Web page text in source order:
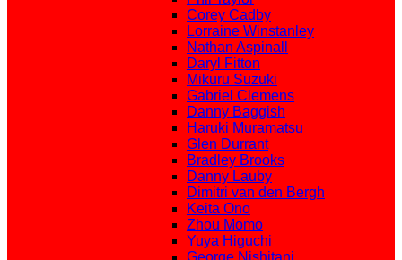
Corey Cadby
Lorraine Winstanley
Nathan Aspinall
Daryl Fitton
Mikuru Suzuki
Gabriel Clemens
Danny Baggish
Haruki Muramatsu
Glen Durrant
Bradley Brooks
Danny Lauby
Dimitri van den Bergh
Keita Ono
Zhou Momo
Yuya Higuchi
George Nishitani